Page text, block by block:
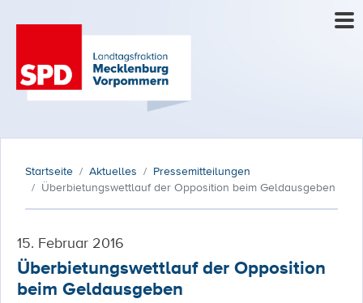
Startseite Aktuelles
Pressemitteilungen
Überbietungswettlauf der Opposition beim Geldausgeben
15. Februar 2016
Überbietungswettlauf der Opposition
beim Geldausgeben